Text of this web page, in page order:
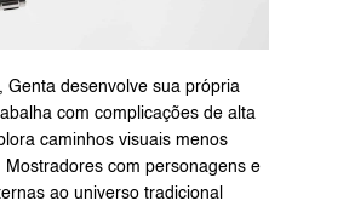
Genta desenvolve sua própria
com complicações de alta
caminhos visuais menos
Mostradores com personagens e
ao universo tradicional